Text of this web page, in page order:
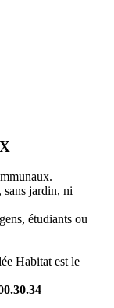
sans jardin, ni
étudiants ou
Habitat est le